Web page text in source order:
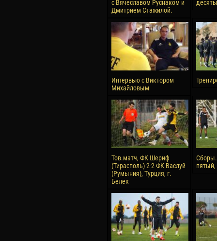
с Вячеславом Руснаком и
Дмитрием Стажилой.
Интервью с Виктором
Михайловым
Тов.матч, ФК Шериф
(Тирасполь) 2-2 ФК Васлуй
(Румыния), Турция, г.
Белек
пятый,